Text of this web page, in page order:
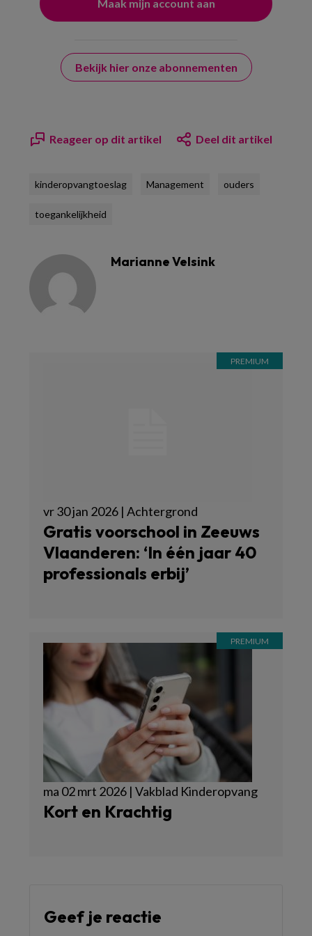
Bekijk hier onze abonnementen
Reageer op dit artikel Deel dit artikel
kinderopvangtoeslag Management ouders
toegankelijkheid
Marianne Velsink
vr 30 jan 2026 | Achtergrond
Gratis voorschool in Zeeuws
Vlaanderen: ‘In één jaar 40
professionals erbij’
ma 02 mrt 2026 | Vakblad Kinderopvang
Kort en Krachtig
Geef je reactie